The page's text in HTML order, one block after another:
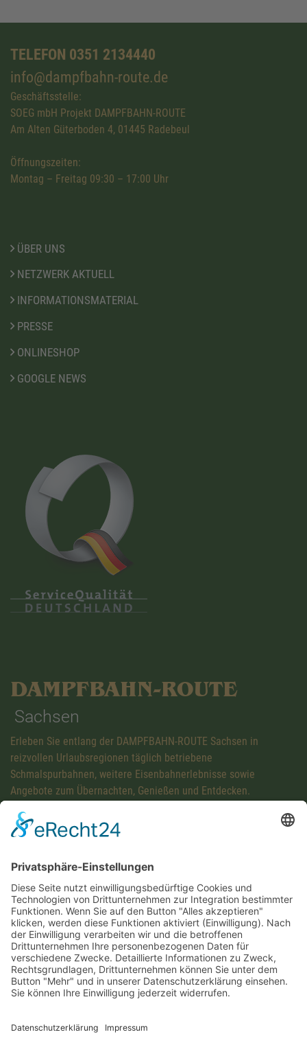
TELEFON 0351 2134440
info@dampfbahn-route.de
Geschäftsstelle:
SOEG mbH Projekt DAMPFBAHN-ROUTE
Am Alten Güterboden 4, 01445 Radebeul
Öffnungszeiten:
Montag – Freitag 09:30 – 17:00 Uhr
ÜBER UNS
NETZWERK AKTUELL
INFORMATIONSMATERIAL
PRESSE
ONLINESHOP
GOOGLE NEWS
DAMPFBAHN-ROUTE
Sachsen
Erleben Sie entlang der DAMPFBAHN-ROUTE Sachsen in
reizvollen Urlaubsregionen täglich betriebene
Schmalspurbahnen, weitere Eisenbahnerlebnisse sowie
Angebote zum Übernachten, Genießen und Entdecken.